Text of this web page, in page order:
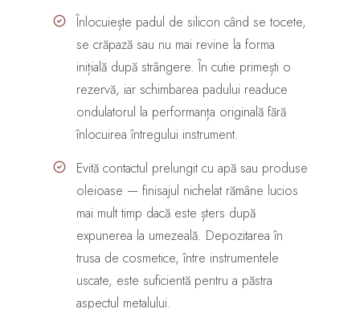
Înlocuiește padul de silicon când se tocete,
se crăpază sau nu mai revine la forma
inițială după strângere. În cutie primești o
rezervă, iar schimbarea padului readuce
ondulatorul la performanța originală fără
înlocuirea întregului instrument.
Evită contactul prelungit cu apă sau produse
oleioase — finisajul nichelat rămâne lucios
mai mult timp dacă este șters după
expunerea la umezeală. Depozitarea în
trusa de cosmetice, între instrumentele
uscate, este suficientă pentru a păstra
aspectul metalului.